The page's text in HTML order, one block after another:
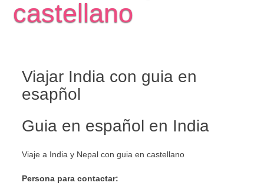
castellano
Viajar India con guia en
esapñol
Guia en español en India
Viaje a India y Nepal con guia en castellano
Persona para contactar: